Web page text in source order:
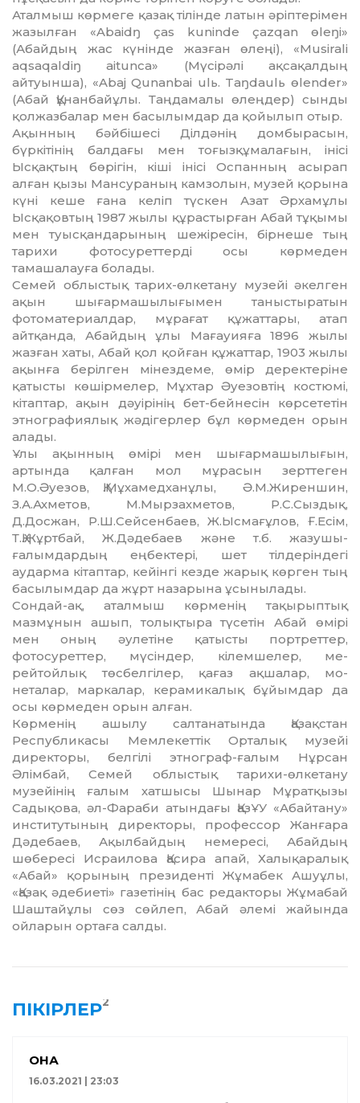
Аталмыш көрмеге қазақ тілінде латын әріп­терімен
жазылған «Abaidŋ ças kuninde çazqan өleŋi»
(Абайдың жас күнінде жазған өлеңі), «Musirali
aqsaqaldiŋ aitunca» (Мүсірәлі ақсақалдың
айтуынша), «Abaj Qunanbai ulь. Taŋdaulь өlender»
(Абай Құнанбайұлы. Таң­дамалы өлеңдер) сынды
қолжазбалар мен басылымдар да қойылып отыр.
Ақынның бәйбішесі Ділдәнің домбырасын,
бүркітінің балдағы мен тоғызқұмалағын, інісі
Ысқақтың бөрігін, кіші інісі Оспанның асырап
алған қызы Мансураның камзолын, музей қорына
күні кеше ғана келіп түскен Азат Әрхамұлы
Ысқақовтың 1987 жылы құ­растырған Абай тұқымы
мен туысқан­да­рының шежіресін, бірнеше тың
тарихи фо­тосуреттерді осы көрмеден
тамашалауға болады.
Семей облыстық тарих-өлкетану музейі әкелген
ақын шығармашылығымен таныс­тыратын
фотоматериалдар, мұрағат құжат­тары, атап
айтқанда, Абайдың ұлы Маға­уия­ға 1896 жылы
жазған хаты, Абай қол қойған құжаттар, 1903 жылы
ақынға берілген мі­нез­деме, өмір деректеріне
қатысты кө­шір­мелер, Мұхтар Әуезовтің костюмі,
кітаптар, ақын дәуірінің бет-бейнесін көрсететін
этнографиялық жәдігерлер бұл көрмеден орын
алады.
Ұлы ақынның өмірі мен шығарма­шылы­ғын,
артында қалған мол мұрасын зерттеген
М.О.Әуезов, Қ.Мұхамедханұлы, Ә.М.Жирен­шин,
З.А.Ахметов, М.Мырзахметов, Р.С.Сыздық,
Д.Досжан, Р.Ш.Сейсенбаев, Ж.Ыс­мағұлов, Ғ.Есім,
Т.Қ.Жұртбай, Ж.Дә­де­баев және т.б. жазушы-
ғалымдар­дың ең­бек­тері, шет тілдеріндегі
аударма кітаптар, кейін­гі кезде жарық көрген тың
басылымдар да жұрт назарына ұсынылады.
Сондай-ақ, аталмыш көрменің тақы­рып­тық
мазмұнын ашып, толықтыра түсетін Абай өмірі
мен оның әулетіне қатысты порт­рет­­тер,
фотосуреттер, мүсіндер, кілем­ше­лер, ме­
рейтойлық төсбелгілер, қағаз ақ­­шалар, мо­
неталар, маркалар, керами­ка­лық бұйым­дар да
осы көрмеден орын алған.
Көрменің ашылу салтанатында Қазақ­стан
Республикасы Мемлекеттік Орталық му­зейі
директоры, белгілі этнограф-ғалым Нұрсан
Әлімбай, Семей облыстық тарихи-өлкетану
музейінің ғалым хатшысы Шынар Мұратқызы
Садықова, әл-Фараби атындағы ҚазҰУ «Абайтану»
институтының директоры, профессор Жанғара
Дәдебаев, Ақылбайдың не­мересі, Абайдың
шөбересі Исраилова Қасира апай, Халықаралық
«Абай» қорының президенті Жұмабек Ашуұлы,
«Қазақ әде­биеті» газетінің бас редакторы Жұмабай
Шаш­тайұлы сөз сөйлеп, Абай әлемі жайында
ойларын ортаға салды.
ПІКІРЛЕР2
ҚОНАҚ
16.03.2021 | 23:03